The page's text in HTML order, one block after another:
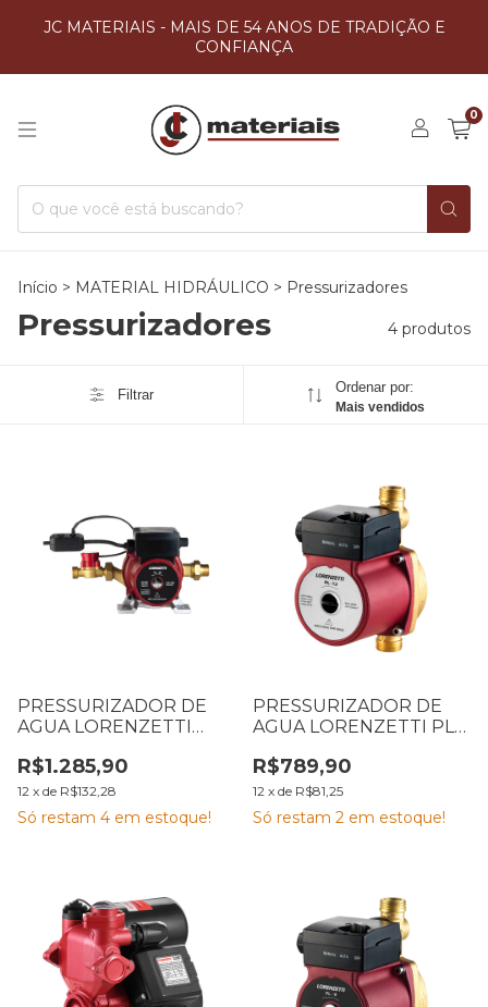
JC MATERIAIS - MAIS DE 54 ANOS DE TRADIÇÃO E
CONFIANÇA
0
Início > MATERIAL HIDRÁULICO > Pressurizadores
Pressurizadores 4 produtos
Filtrar Ordenar por:
Mais vendidos
PRESSURIZADOR DE
AGUA LORENZETTI
7541017
R$1.285,90
12 x de R$132,28
Só restam 4 em estoque!
PRESSURIZADOR DE
AGUA LORENZETTI PL12
R$789,90
12 x de R$81,25
Só restam 2 em estoque!